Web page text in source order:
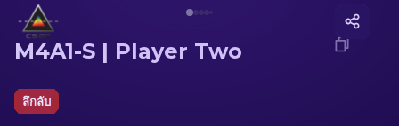
ปืนไรเฟิลซุ่มยิง
มีด
M4A1-S | Player Two
ลึกลับ